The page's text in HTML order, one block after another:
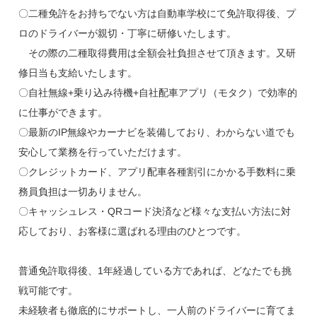
〇二種免許をお持ちでない方は自動車学校にて免許取得後、プ
ロのドライバーが親切・丁寧に研修いたします。
その際の二種取得費用は全額会社負担させて頂きます。又研
修日当も支給いたします。
〇自社無線+乗り込み待機+自社配車アプリ（モタク）で効率的
に仕事ができます。
〇最新のIP無線やカーナビを装備しており、わからない道でも
安心して業務を行っていただけます。
〇クレジットカード、アプリ配車各種割引にかかる手数料に乗
務員負担は一切ありません。
〇キャッシュレス・QRコード決済など様々な支払い方法に対
応しており、お客様に選ばれる理由のひとつです。
普通免許取得後、1年経過している方であれば、どなたでも挑
戦可能です。
未経験者も徹底的にサポートし、一人前のドライバーに育てま